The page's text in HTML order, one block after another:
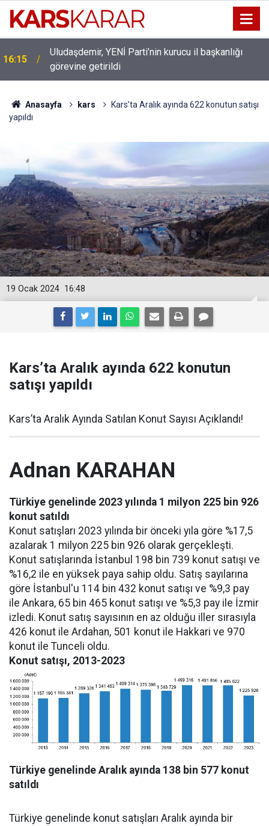
16:15
Uludaşdemir, YENİ Parti’nin kurucu il başkanlığı
görevine getirildi
Anasayfa kars
Kars’ta Aralık ayında 622 konutun satışı
yapıldı
16:48
19 Ocak 2024
Kars’ta Aralık ayında 622 konutun
satışı yapıldı
Kars’ta Aralık Ayında Satılan Konut Sayısı Açıklandı!
Adnan KARAHAN
Türkiye genelinde 2023 yılında 1 milyon 225 bin 926
konut satıldı
Konut satışları 2023 yılında bir önceki yıla göre %17,5
azalarak 1 milyon 225 bin 926 olarak gerçekleşti.
Konut satışlarında İstanbul 198 bin 739 konut satışı ve
%16,2 ile en yüksek paya sahip oldu. Satış sayılarına
göre İstanbul'u 114 bin 432 konut satışı ve %9,3 pay
ile Ankara, 65 bin 465 konut satışı ve %5,3 pay ile İzmir
izledi. Konut satış sayısının en az olduğu iller sırasıyla
426 konut ile Ardahan, 501 konut ile Hakkari ve 970
konut ile Tunceli oldu.
Konut satışı, 2013-2023
Türkiye genelinde Aralık ayında 138 bin 577 konut
satıldı
Türkiye genelinde konut satışları Aralık ayında bir